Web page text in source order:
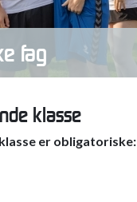
fag
klasse
er obligatoriske: